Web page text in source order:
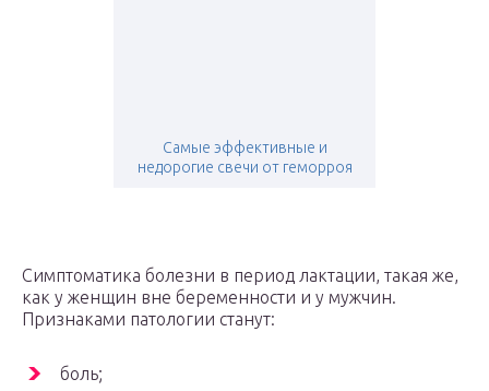
Самые эффективные и
недорогие свечи от геморроя
Симптоматика болезни в период лактации, такая же,
как у женщин вне беременности и у мужчин.
Признаками патологии станут:
боль;